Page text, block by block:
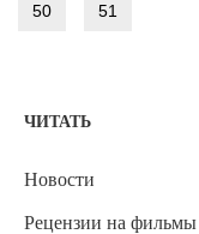
50 51
ЧИТАТЬ
Новости
Рецензии на фильмы